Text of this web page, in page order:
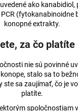
ako
(fytokanabinoidne
konopné extrakty.
za čo platíte
nie sú povinné
stalo sa to
ste sa zaujímať, čo je
platíte.
spoločnostiam